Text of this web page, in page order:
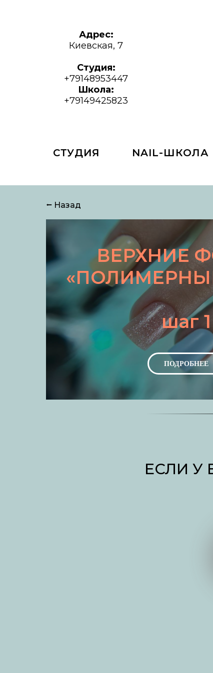
Адрес:
Киевская, 7
Студия:
+79148953447
Школа:
+79149425823
СТУДИЯ NAIL-ШКОЛА
⭠ Назад
ВЕРХНИЕ
шаг 1
ПОДРОБНЕЕ
ЕСЛИ У